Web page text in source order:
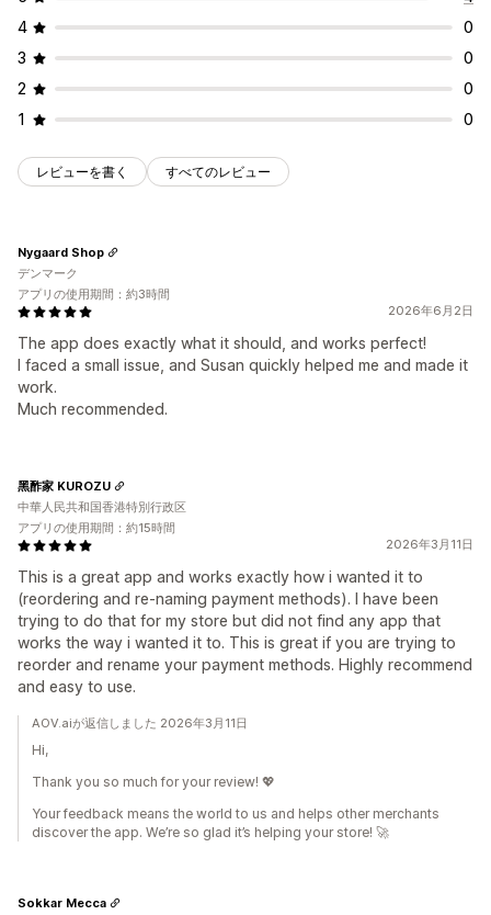
4
0
3
0
2
0
1
0
レビューを書く すべてのレビュー
2026年6月2日
The app does exactly what it should, and works perfect!
I faced a small issue, and Susan quickly helped me and made it
work.
Much recommended.
Nygaard Shop
デンマーク
アプリの使用期間：約3時間
2026年3月11日
This is a great app and works exactly how i wanted it to
(reordering and re-naming payment methods). I have been
trying to do that for my store but did not find any app that
works the way i wanted it to. This is great if you are trying to
reorder and rename your payment methods. Highly recommend
and easy to use.
黑酢家 KUROZU
中華人民共和国香港特別行政区
アプリの使用期間：約15時間
AOV.aiが返信しました 2026年3月11日
Hi,
Thank you so much for your review! 💖
Your feedback means the world to us and helps other merchants
discover the app. We’re so glad it’s helping your store! 🚀
Sokkar Mecca